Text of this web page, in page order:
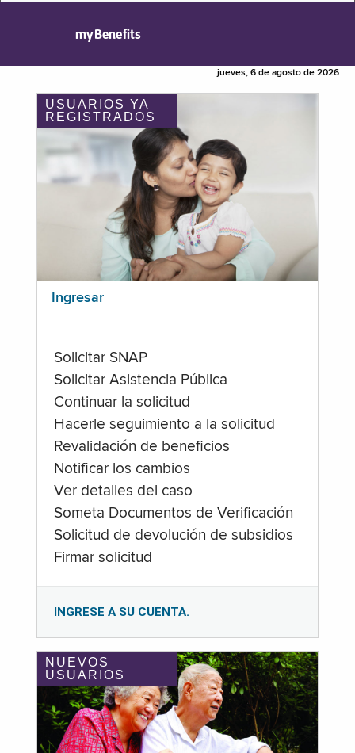
myBenefits
jueves, 6 de agosto de 2026
USUARIOS YA
REGISTRADOS
Ingresar
Solicitar SNAP
Solicitar Asistencia Pública
Continuar la solicitud
Hacerle seguimiento a la solicitud
Revalidación de beneficios
Notificar los cambios
Ver detalles del caso
Someta Documentos de Verificación
Solicitud de devolución de subsidios
Firmar solicitud
INGRESE A SU CUENTA.
NUEVOS
USUARIOS